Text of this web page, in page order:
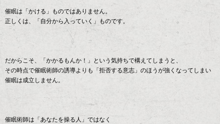
催眠は「かける」ものではありません。
正しくは、「自分から入っていく」ものです。
だからこそ、「かかるもんか！」という気持ちで構えてしまうと、
その時点で催眠術師の誘導よりも「拒否する意志」のほうが強くなってしまい
催眠は成立しません。
催眠術師は「あなたを操る人」ではなく